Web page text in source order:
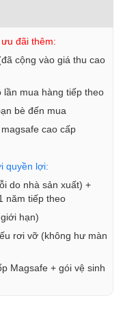
đãi thêm:
cộng vào giá thu cao
lần mua hàng tiếp theo
bè đến mua
cao cấp
quyền lợi:
do nhà sản xuất) +
năm tiếp theo
hạn)
rơi vỡ (không hư màn
Magsafe + gói vệ sinh